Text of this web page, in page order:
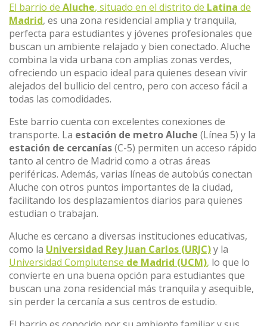
El barrio de Aluche, situado en el distrito de Latina de
Madrid, es una zona residencial amplia y tranquila,
perfecta para estudiantes y jóvenes profesionales que
buscan un ambiente relajado y bien conectado. Aluche
combina la vida urbana con amplias zonas verdes,
ofreciendo un espacio ideal para quienes desean vivir
alejados del bullicio del centro, pero con acceso fácil a
todas las comodidades.
Este barrio cuenta con excelentes conexiones de
transporte. La estación de metro Aluche (Línea 5) y la
estación de cercanías(C-5) permiten un acceso rápido
tanto al centro de Madrid como a otras áreas
periféricas. Además, varias líneas de autobús conectan
Aluche con otros puntos importantes de la ciudad,
facilitando los desplazamientos diarios para quienes
estudian o trabajan.
Aluche es cercano a diversas instituciones educativas,
como la Universidad Rey Juan Carlos (URJC)y la
Universidad Complutense de Madrid (UCM), lo que lo
convierte en una buena opción para estudiantes que
buscan una zona residencial más tranquila y asequible,
sin perder la cercanía a sus centros de estudio.